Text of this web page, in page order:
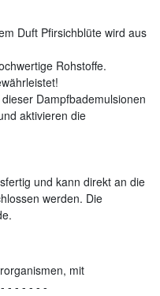
Duft Pfirsichblüte wird aus
Rohstoffe.
Dampfbademulsionen
aktivieren die
und kann direkt an die
werden. Die
mit
- - - - - - -